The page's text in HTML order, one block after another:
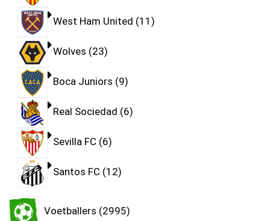
West Ham United 11
Wolves 23
Boca Juniors 9
Real Sociedad 6
Sevilla FC 6
Santos FC 12
Voetballers 2995